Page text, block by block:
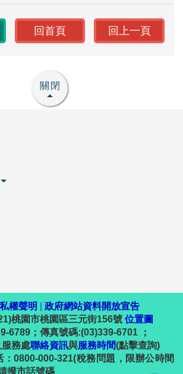
回首頁 回上一頁
關閉
權聲明
政府網站資料開放宣告
桃園市桃園區三元街156號 位置圖
6789；傳真號碼:(03)339-6701 ；
務處聯絡資訊與服務時間(點擊查詢)
：0800-000-321(稅務問題，限辦公時間
撥市話號碼